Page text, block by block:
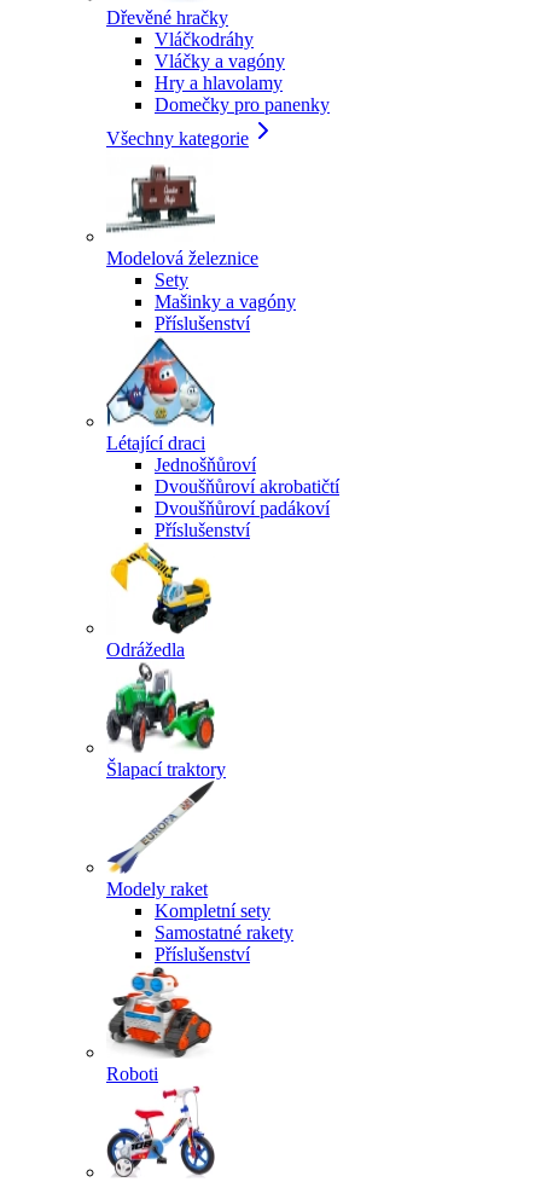
Dřevěné hračky
Vláčkodráhy
Vláčky a vagóny
Hry a hlavolamy
Domečky pro panenky
Všechny kategorie
Modelová železnice
Sety
Mašinky a vagóny
Příslušenství
Létající draci
Jednošňůroví
Dvoušňůroví akrobatičtí
Dvoušňůroví padákoví
Příslušenství
Odrážedla
Šlapací traktory
Modely raket
Kompletní sety
Samostatné rakety
Příslušenství
Roboti